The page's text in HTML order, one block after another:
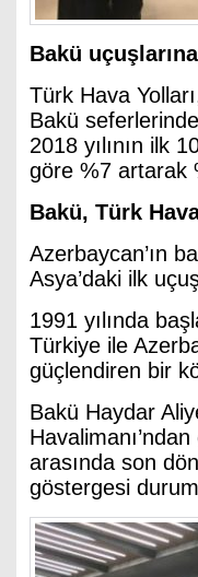
Bakü
Türk Hava
Bakü
2018 yılının ilk
göre %7 artarak
Bakü, Türk
Azerbaycan’ın
Asya’daki ilk
1991 yılında
Türkiye ile
güçlendiren bir
Bakü Haydar
arasında son
göstergesi